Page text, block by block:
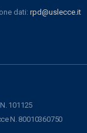
dati: rpd@uslecce.it
101125
N. 80010360750